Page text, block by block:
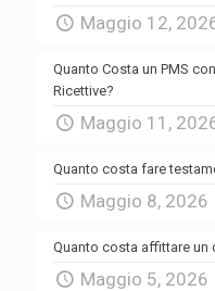
Maggio 12,
Quanto Costa un PMS
Ricettive?
Maggio 11,
Quanto costa fare
Maggio 8, 2026
Quanto costa affittare un
Maggio 5, 2026